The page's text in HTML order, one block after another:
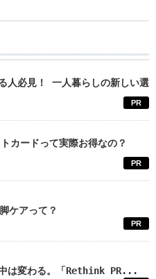
人必見！ 一人暮らしの新しい選
PR
カードって実際お得なの？
PR
ケアって？
PR
は変わる。「Rethink PR...